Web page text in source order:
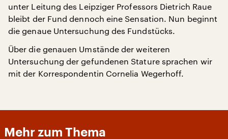
unter Leitung des Leipziger Professors Dietrich Raue
bleibt der Fund dennoch eine Sensation. Nun beginnt
die genaue Untersuchung des Fundstücks.
Über die genauen Umstände der weiteren
Untersuchung der gefundenen Stature sprachen wir
mit der Korrespondentin Cornelia Wegerhoff.
Mehr zum Thema